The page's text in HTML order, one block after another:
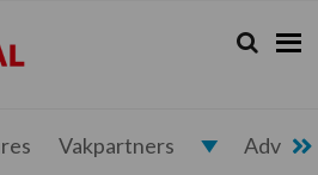
Zoeken...
Zoek
Vakpartners